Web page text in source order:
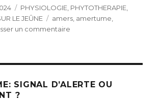
Catégories
PHYSIOLOGIE, PHYTOTHERAPIE,
LE JEÛNE
Étiquettes
amers, amertume,
un commentaire
signal
défense,
SIGNAL D’ALERTE OU
?